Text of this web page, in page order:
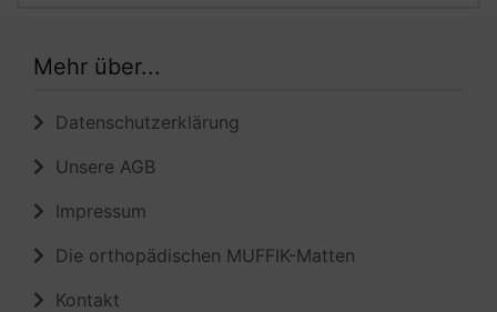
Mehr über...
Datenschutzerklärung
Unsere AGB
Impressum
Die orthopädischen MUFFIK-Matten
Kontakt